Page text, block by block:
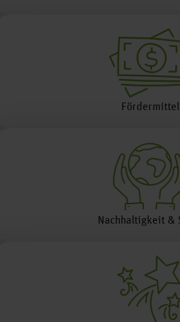
Fördermittel
Nachhaltigkeit &